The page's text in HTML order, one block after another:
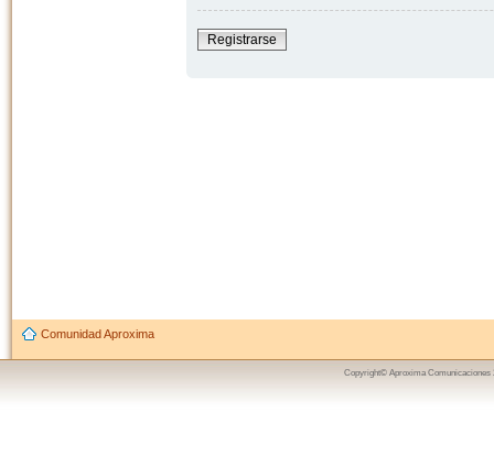
Registrarse
Comunidad Aproxima
Copyright© Aproxima Comunicaciones